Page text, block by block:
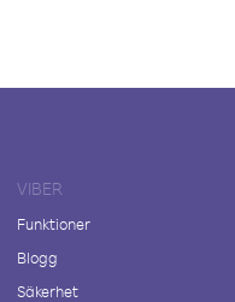
VIBER
Funktioner
Blogg
Säkerhet